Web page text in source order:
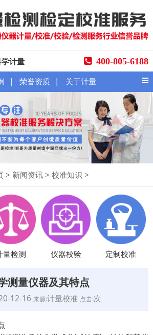
计量 400-805-6188
| 荣誉资质 | 关于计量
> 新闻资讯 >校准知识 >
量检测 仪器校验 定制校准
测量仪器及其特点
12-16 来源:计量校准 点击:次